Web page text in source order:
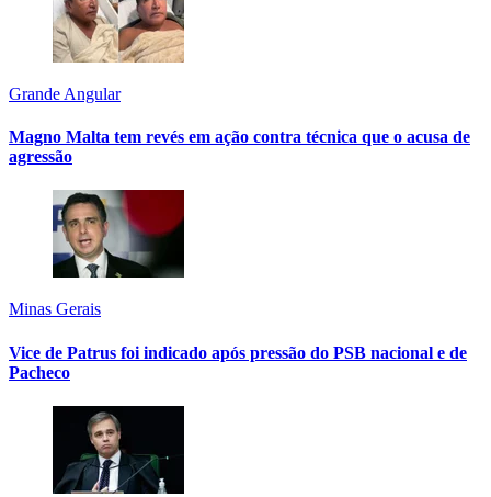
Grande Angular
Magno Malta tem revés em ação contra técnica que o acusa de
agressão
Minas Gerais
Vice de Patrus foi indicado após pressão do PSB nacional e de
Pacheco